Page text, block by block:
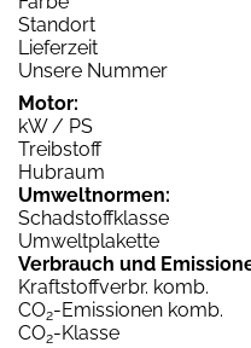
Standort
Lieferzeit
Unsere Nummer
Motor:
kW / PS
Treibstoff
Hubraum
Umweltnormen:
Schadstoffklasse
Umweltplakette
Verbrauch und
Kraftstoffverbr. komb.
CO2-Emissionen komb.
CO2-Klasse